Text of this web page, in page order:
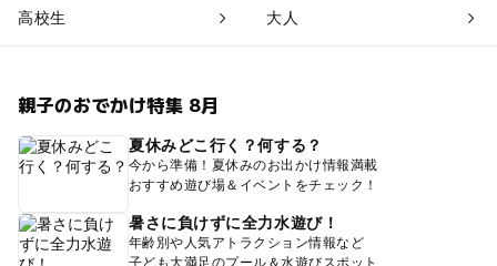
高校生 大人
親子のおでかけ特集 8月
夏休みどこ行く？何する？
今から準備！夏休みのお出かけ情報満載
おすすめ遊び場＆イベントをチェック！
暑さに負けずに全力水遊び！
年齢別や人気アトラクション情報など
子ども大満足のプール＆水遊びスポット